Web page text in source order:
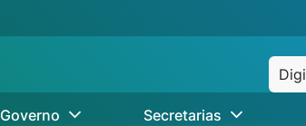
Governo Secretarias